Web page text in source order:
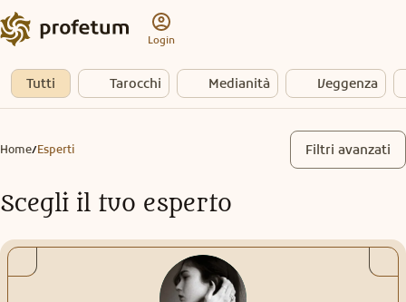
Login
Tutti Tarocchi Medianità Veggenza
Home/Esperti Filtri avanzati
Scegli il tuo esperto